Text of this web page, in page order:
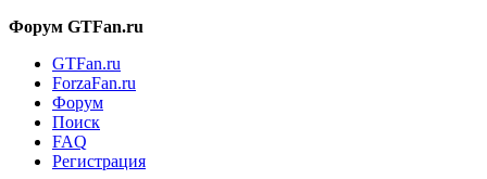
Форум GTFan.ru
GTFan.ru
ForzaFan.ru
Форум
Поиск
FAQ
Регистрация